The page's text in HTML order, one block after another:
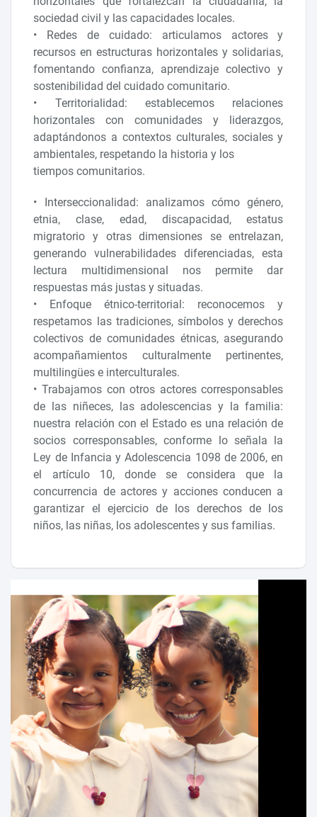
sociedad civil y las capacidades locales.
• Redes de cuidado: articulamos actores y
recursos en estructuras horizontales y solidarias,
fomentando confianza, aprendizaje colectivo y
sostenibilidad del cuidado comunitario.
• Territorialidad: establecemos relaciones
horizontales con comunidades y liderazgos,
adaptándonos a contextos culturales, sociales y
ambientales, respetando la historia y los
tiempos comunitarios.
• Interseccionalidad: analizamos cómo género,
etnia, clase, edad, discapacidad, estatus
migratorio y otras dimensiones se entrelazan,
generando vulnerabilidades diferenciadas, esta
lectura multidimensional nos permite dar
respuestas más justas y situadas.
• Enfoque étnico-territorial: reconocemos y
respetamos las tradiciones, símbolos y derechos
colectivos de comunidades étnicas, asegurando
acompañamientos culturalmente pertinentes,
multilingües e interculturales.
• Trabajamos con otros actores corresponsables
de las niñeces, las adolescencias y la familia:
nuestra relación con el Estado es una relación de
socios corresponsables, conforme lo señala la
Ley de Infancia y Adolescencia 1098 de 2006, en
el artículo 10, donde se considera que la
concurrencia de actores y acciones conducen a
garantizar el ejercicio de los derechos de los
niños, las niñas, los adolescentes y sus familias.